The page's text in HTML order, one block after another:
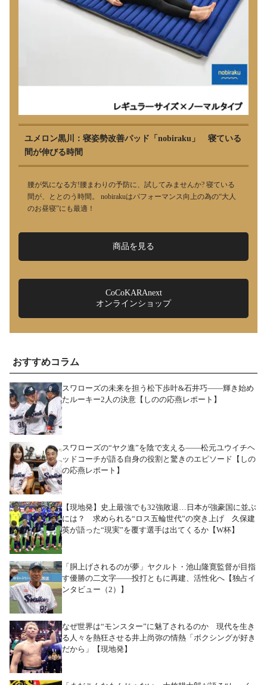
ユメロン黒川：寝姿勢改善パッド「nobiraku」 寝ている
間が伸びる時間
腰が気になる方!腰まわりの予防に、試してみませんか? 寝ている
間が、ととのう時間。 nobirakuはパフォーマンス向上の為の“大人
のお昼寝”にも最適！
商品を見る
CoCoKARAnext
オンラインショップ
おすすめコラム
スワローズの未来を担う松下歩叶&石井巧――輝き始め
たルーキー2人の決意【しのの応燕レポート】
スワローズの“ヤク進”を陰で支える――松元ユウイチヘ
ッドコーチが語る自身の役割と驚きのエピソード【しの
の応燕レポート】
【現地発】史上最強でも32強敗退…日本が強豪国に並ぶ
には？ 求められる“ロス五輪世代”の突き上げ 久保建
英が語った“現実”を覆す選手は出てくるか【W杯】
「胴上げされるのが夢」ヤクルト・池山隆寛監督が目指
す優勝の二文字――投打ともに再建、活性化へ【独占イ
ンタビュー（2）】
なぜ世界は“モンスター”に魅了されるのか 現代を生き
る人々を熱狂させる井上尚弥の情熱「ボクシングが好き
だから」【現地発】